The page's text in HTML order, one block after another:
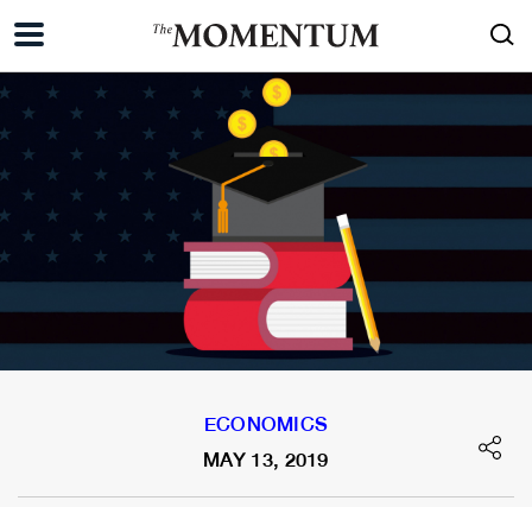
ECONOMICS
MAY 13, 2019